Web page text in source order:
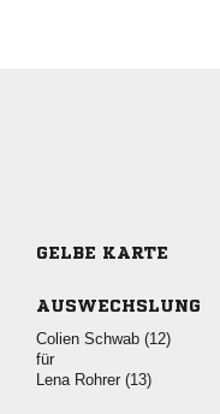
GELBE KARTE
AUSWECHSLUNG
  
für
  